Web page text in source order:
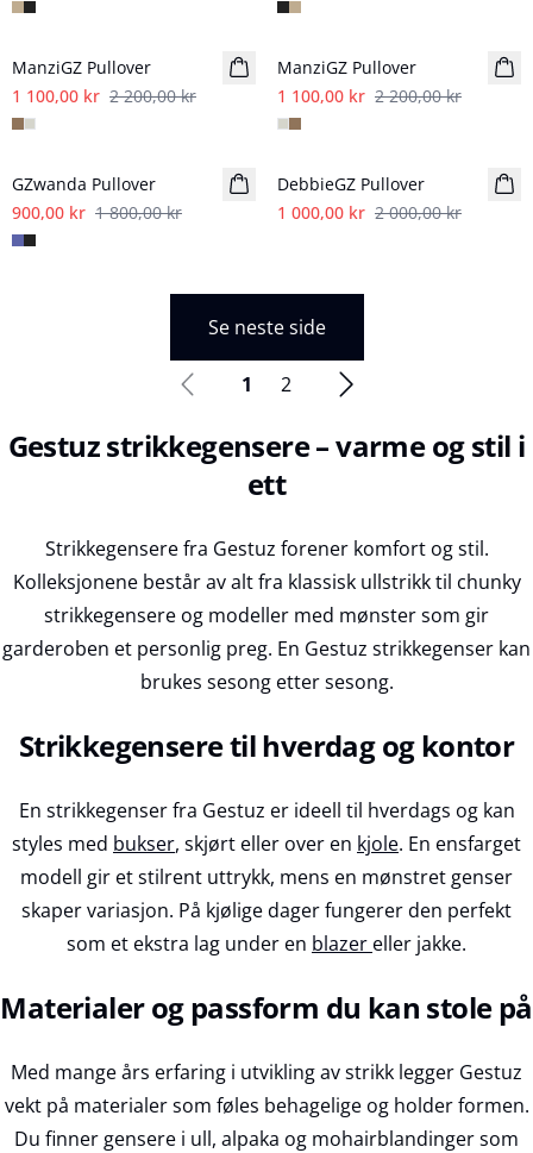
- 50%
ManziGZ Pullover
1 100,00 kr 2 200,00 kr
- 50%
ManziGZ Pullover
1 100,00 kr 2 200,00 kr
- 50%
GZwanda Pullover
900,00 kr 1 800,00 kr
- 50%
DebbieGZ Pullover
1 000,00 kr 2 000,00 kr
Se neste side
1 2
Gestuz strikkegensere – varme og stil i
ett
Strikkegensere fra Gestuz forener komfort og stil.
Kolleksjonene består av alt fra klassisk ullstrikk til chunky
strikkegensere og modeller med mønster som gir
garderoben et personlig preg. En Gestuz strikkegenser kan
brukes sesong etter sesong.
Strikkegensere til hverdag og kontor
En strikkegenser fra Gestuz er ideell til hverdags og kan
styles med bukser, skjørt eller over en kjole. En ensfarget
modell gir et stilrent uttrykk, mens en mønstret genser
skaper variasjon. På kjølige dager fungerer den perfekt
som et ekstra lag under en blazer eller jakke.
Materialer og passform du kan stole på
Med mange års erfaring i utvikling av strikk legger Gestuz
vekt på materialer som føles behagelige og holder formen.
Du finner gensere i ull, alpaka og mohairblandinger som